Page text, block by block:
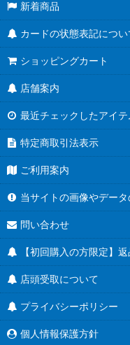
新着商品
カードの状態表記につい
ショッピングカート
店舗案内
最近チェックしたアイテ
特定商取引法表示
ご利用案内
当サイトの画像やデー
問い合わせ
【初回購入の方限定】
店頭受取について
プライバシーポリシー
個人情報保護方針